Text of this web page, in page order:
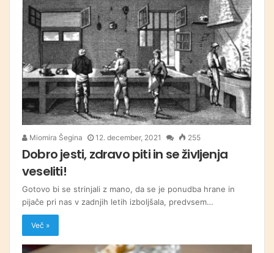
Miomira Šegina 12. december, 2021 255
Dobro jesti, zdravo piti in se življenja
veseliti!
Gotovo bi se strinjali z mano, da se je ponudba hrane in
pijače pri nas v zadnjih letih izboljšala, predvsem…
Več »